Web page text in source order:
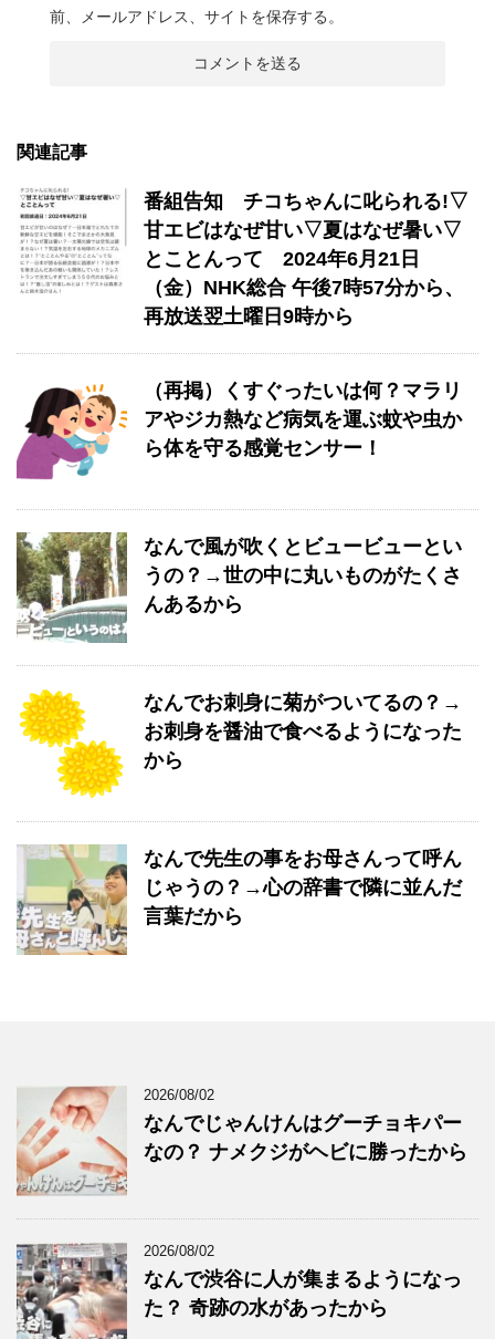
前、メールアドレス、サイトを保存する。
関連記事
番組告知 チコちゃんに叱られる!▽
甘エビはなぜ甘い▽夏はなぜ暑い▽
とことんって 2024年6月21日
（金）NHK総合 午後7時57分から、
再放送翌土曜日9時から
（再掲）くすぐったいは何？マラリ
アやジカ熱など病気を運ぶ蚊や虫か
ら体を守る感覚センサー！
なんで風が吹くとビュービューとい
うの？→世の中に丸いものがたくさ
んあるから
なんでお刺身に菊がついてるの？→
お刺身を醤油で食べるようになった
から
なんで先生の事をお母さんって呼ん
じゃうの？→心の辞書で隣に並んだ
言葉だから
2026/08/02
なんでじゃんけんはグーチョキパー
なの？ ナメクジがヘビに勝ったから
2026/08/02
なんで渋谷に人が集まるようになっ
た？ 奇跡の水があったから